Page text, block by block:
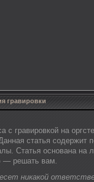
гравировки
с гравировкой на
статья содержит
Статья основана на
— решать вам.
никакой